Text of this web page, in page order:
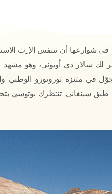
في شوارعها أن تتنفس الإرث
لك سالار دي أويوني، وهو
في متنزه توروتورو الوطني
طبق سينغاني. تنتظرك بوتوسي